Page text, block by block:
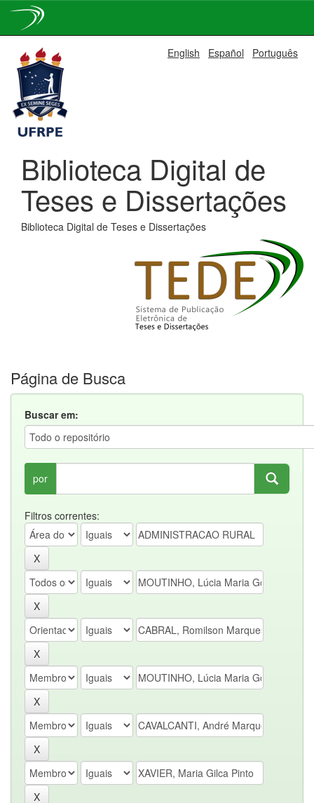
navigation
English Español Português
Biblioteca Digital de
Teses e Dissertações
Biblioteca Digital de Teses e Dissertações
Página de Busca
Buscar em:
por
Filtros correntes: